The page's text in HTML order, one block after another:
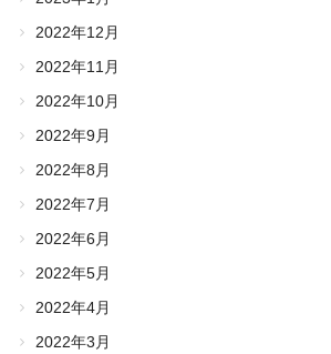
2022年12月
2022年11月
2022年10月
2022年9月
2022年8月
2022年7月
2022年6月
2022年5月
2022年4月
2022年3月